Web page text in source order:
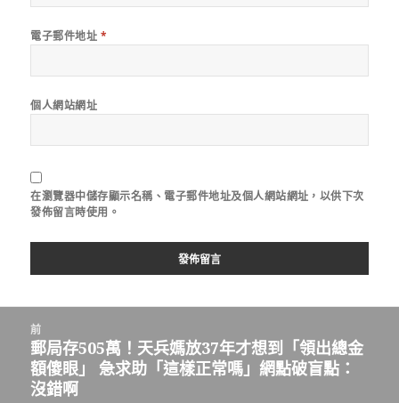
電子郵件地址 *
個人網站網址
在瀏覽器中儲存顯示名稱、電子郵件地址及個人網站網址，以供下次
發佈留言時使用。
前
上
一
篇
郵局存505萬！天兵媽放37年才想到「領出總金
額傻眼」 急求助「這樣正常嗎」網點破盲點：
沒錯啊